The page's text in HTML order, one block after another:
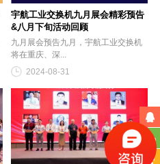
宇航工业交换机九月展会精彩预告
&八月下旬活动回顾
九月展会预告九月，宇航工业交换机
将在重庆、深...
2024-08-31